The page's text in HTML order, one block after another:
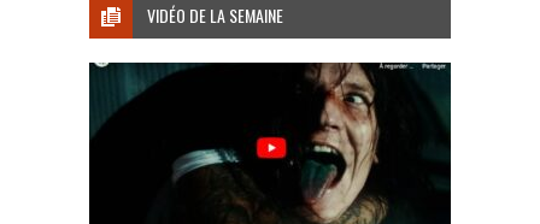
VIDÉO DE LA SEMAINE